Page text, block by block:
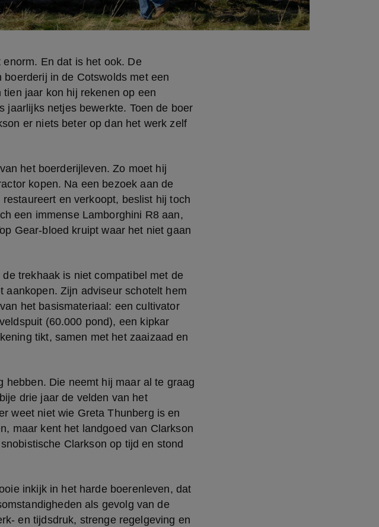
En dat is het ook. De
in de Cotswolds met een
jaar kon hij rekenen op een
jaarlijks netjes bewerkte. Toen de boer
er niets beter op dan het werk zelf
het boerderijleven. Zo moet hij
kopen. Na een bezoek aan de
en verkoopt, beslist hij toch
een immense Lamborghini R8 aan,
Gear-bloed kruipt waar het niet gaan
trekhaak is niet compatibel met de
aankopen. Zijn adviseur schotelt hem
het basismateriaal: een cultivator
(60.000 pond), een kipkar
tikt, samen met het zaaizaad en
hebben. Die neemt hij maar al te graag
drie jaar de velden van het
weet niet wie Greta Thunberg is en
maar kent het landgoed van Clarkson
Clarkson op tijd en stond
inkijk in het harde boerenleven, dat
als gevolg van de
en tijdsdruk, strenge regelgeving en